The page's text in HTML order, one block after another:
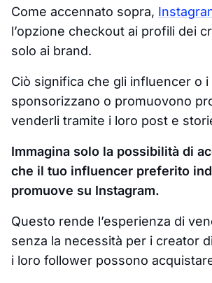
Come accennato sopra,
l’opzione checkout ai profili dei
solo ai brand.
Ciò significa che gli influencer o
sponsorizzano o promuovono
venderli tramite i loro post e
Immagina solo la possibilità di
che il tuo influencer preferito
promuove su Instagram.
Questo rende l’esperienza di
senza la necessità per i creator
i loro follower possono